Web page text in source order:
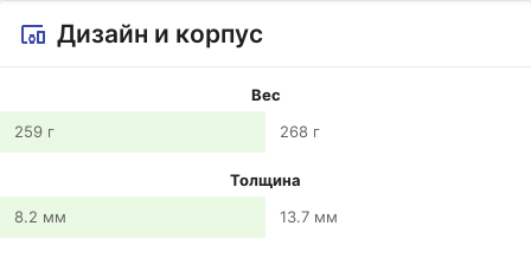
Дизайн и корпус
Вес
259 г
268 г
Толщина
8.2 мм
13.7 мм